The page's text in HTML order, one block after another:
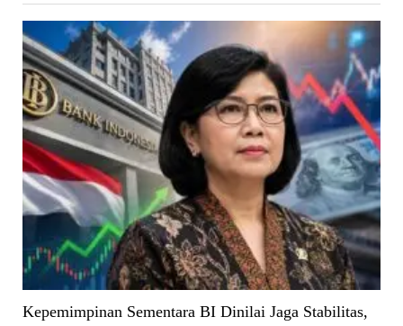
Kepemimpinan Sementara BI Dinilai Jaga Stabilitas,